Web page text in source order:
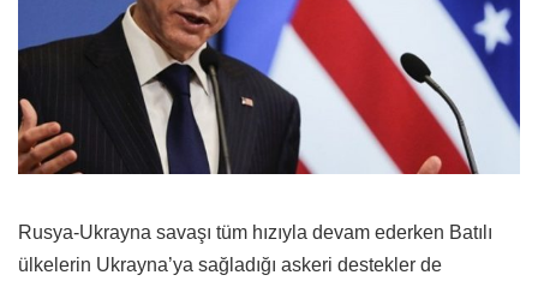
Rusya-Ukrayna savaşı tüm hızıyla devam ederken Batılı
ülkelerin Ukrayna’ya sağladığı askeri destekler de